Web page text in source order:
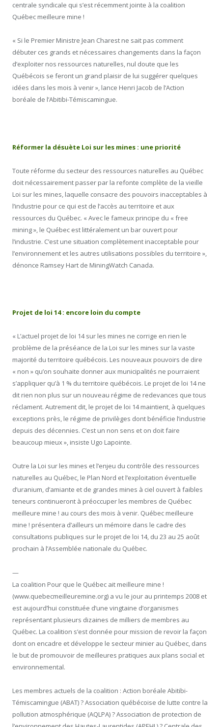
centrale syndicale qui s’est récemment jointe à la coalition
Québec meilleure mine !
« Si le Premier Ministre Jean Charest ne sait pas comment
débuter ces grands et nécessaires changements dans la façon
d’exploiter nos ressources naturelles, nul doute que les
Québécois se feront un grand plaisir de lui suggérer quelques
idées dans les mois à venir », lance Henri Jacob de l’Action
boréale de l’Abitibi-Témiscamingue.
Réformer la désuète Loi sur les mines : une priorité
Toute réforme du secteur des ressources naturelles au Québec
doit nécessairement passer par la refonte complète de la vieille
Loi sur les mines, laquelle consacre des pouvoirs inacceptables à
l’industrie pour ce qui est de l’accès au territoire et aux
ressources du Québec. « Avec le fameux principe du « free
mining », le Québec est littéralement un bar ouvert pour
l’industrie. C’est une situation complètement inacceptable pour
l’environnement et les autres utilisations possibles du territoire »,
dénonce Ramsey Hart de MiningWatch Canada.
Projet de loi 14 : encore loin du compte
« L’actuel projet de loi 14 sur les mines ne corrige en rien le
problème de la préséance de la Loi sur les mines sur la vaste
majorité du territoire québécois. Les nouveaux pouvoirs de dire
« non » qu’on souhaite donner aux municipalités ne pourraient
s’appliquer qu’à 1 % du territoire québécois. Le projet de loi 14 ne
dit rien non plus sur un nouveau régime de redevances que tous
réclament. Autrement dit, le projet de loi 14 maintient, à quelques
exceptions près, le régime de privilèges dont bénéficie l’industrie
depuis des décennies. C’est un non sens et on doit faire
beaucoup mieux », insiste Ugo Lapointe.
Outre la Loi sur les mines et l’enjeu du contrôle des ressources
naturelles au Québec, le Plan Nord et l’exploitation éventuelle
d’uranium, d’amiante et de grandes mines à ciel ouvert à faibles
teneurs continueront à préoccuper les membres de Québec
meilleure mine ! au cours des mois à venir. Québec meilleure
mine ! présentera d’ailleurs un mémoire dans le cadre des
consultations publiques sur le projet de loi 14, du 23 au 25 août
prochain à l’Assemblée nationale du Québec.
—
La coalition Pour que le Québec ait meilleure mine !
(www.quebecmeilleuremine.org) a vu le jour au printemps 2008 et
est aujourd’hui constituée d’une vingtaine d’organismes
représentant plusieurs dizaines de milliers de membres au
Québec. La coalition s’est donnée pour mission de revoir la façon
dont on encadre et développe le secteur minier au Québec, dans
le but de promouvoir de meilleures pratiques aux plans social et
environnemental.
Les membres actuels de la coalition : Action boréale Abitibi-
Témiscamingue (ABAT) ? Association québécoise de lutte contre la
pollution atmosphérique (AQLPA) ? Association de protection de